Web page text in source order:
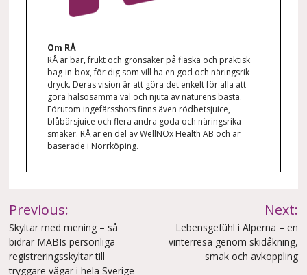
Om RÅ
RÅ är bär, frukt och grönsaker på flaska och praktisk
bag-in-box, för dig som vill ha en god och näringsrik
dryck. Deras vision är att göra det enkelt för alla att
göra hälsosamma val och njuta av naturens bästa.
Förutom ingefärsshots finns även rödbetsjuice,
blåbärsjuice och flera andra goda och näringsrika
smaker. RÅ är en del av WellNOx Health AB och är
baserade i Norrköping.
Inläggsnavigering
Previous:
Skyltar med mening – så
bidrar MABIs personliga
registreringsskyltar till
tryggare vägar i hela Sverige
Next:
Lebensgefühl i Alperna – en
vinterresa genom skidåkning,
smak och avkoppling